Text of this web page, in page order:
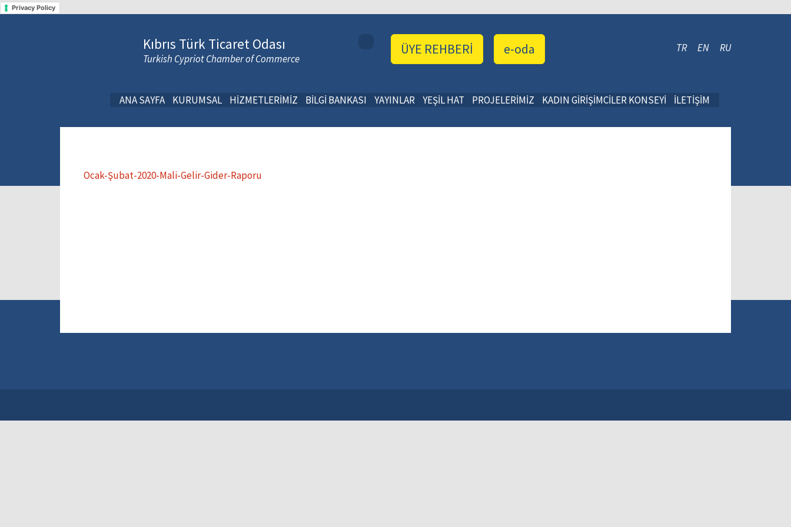
Privacy Policy
Kıbrıs Türk Ticaret Odası
Turkish Cypriot Chamber of Commerce
TR EN RU
e-oda
ÜYE REHBERİ
ANA SAYFA KURUMSAL HİZMETLERİMİZ BİLGİ BANKASI YAYINLAR YEŞİL HAT PROJELERİMİZ KADIN GİRİŞİMCİLER KONSEYİ İLETİŞİM
Ocak-Şubat-2020-Mali-Gelir-Gider-Raporu